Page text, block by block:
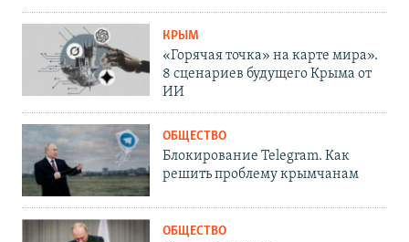
КРЫМ
«Горячая точка» на карте мира».
8 сценариев будущего Крыма от
ИИ
ОБЩЕСТВО
Блокирование Telegram. Как
решить проблему крымчанам
ОБЩЕСТВО